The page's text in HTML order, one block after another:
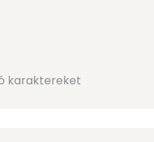
karaktereket